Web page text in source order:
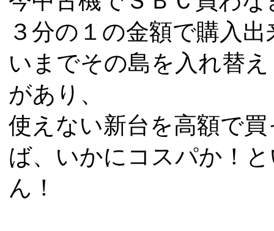
３分の１の金額で購入
いまでその島を入れ替
があり、
使えない新台を高額で
ば、いかにコスパか！
ん！